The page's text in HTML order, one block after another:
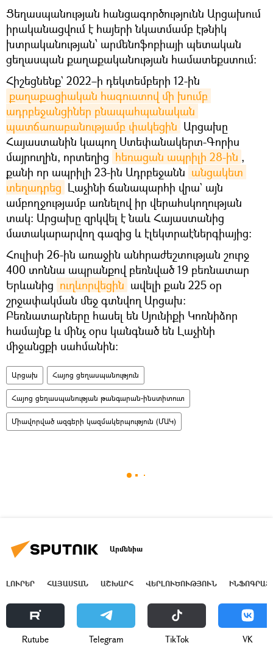
Ցեղասպանության հանցագործությունն Արցախում
իրականացվում է hայերի նկատմամբ էթնիկ
խտրականության՝ արմենոֆոբիայի պետական
ցեղասպան քաղաքականության համատեքստում։
Հիշեցնենք` 2022–ի դեկտեմբերի 12-ին
քաղաքացիական հագուստով մի խումբ
ադրբեջանցիներ բնապահպանական
պատճառաբանությամբ փակեցին Արցախը
Հայաստանին կապող Ստեփանակերտ-Գորիս
մայրուղին, որտեղից հեռացան ապրիլի 28-ին ,
քանի որ ապրիլի 23-ին Ադրբեջանն անցակետ
տեղադրեց Լաչինի ճանապարհի վրա` այն
ամբողջությամբ առնելով իր վերահսկողության
տակ։ Արցախը զրկվել է նաև Հայաստանից
մատակարարվող գազից և էլեկտրաէներգիայից։
Հուլիսի 26-ին առաջին անհրաժեշտության շուրջ
400 տոննա ապրանքով բեռնված 19 բեռնատար
Երևանից ուղևորվեցին ավելի քան 225 օր
շրջափակման մեջ գտնվող Արցախ։
Բեռնատարները հասել են Սյունիքի Կոռնիձոր
համայնք և մինչ օրս կանգնած են Լաչինի
միջանցքի սահմանին։
Արցախ Հայոց ցեղասպանություն
Հայոց ցեղասպանության թանգարան-ինստիտուտ
Միավորված ազգերի կազմակերպություն (ՄԱԿ)
Արմենիա
ԼՈՒՐԵՐ ՀԱՅԱՍՏԱՆ ԱՇԽԱՐՀ ՎԵՐԼՈՒԾՈՒԹՅՈՒՆ
Rutube Telegram ТikТоk VK